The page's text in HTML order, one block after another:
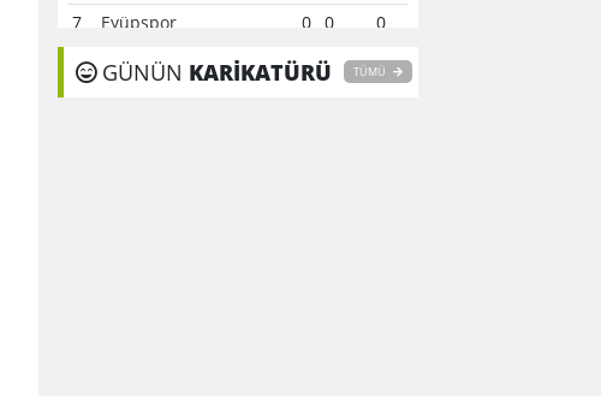
7
Eyüpspor 0 0
0
8
Fenerbahçe 0
0
GÜNÜN KARİKATÜRÜ TÜMÜ